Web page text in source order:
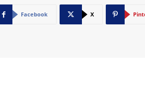
Facebook X